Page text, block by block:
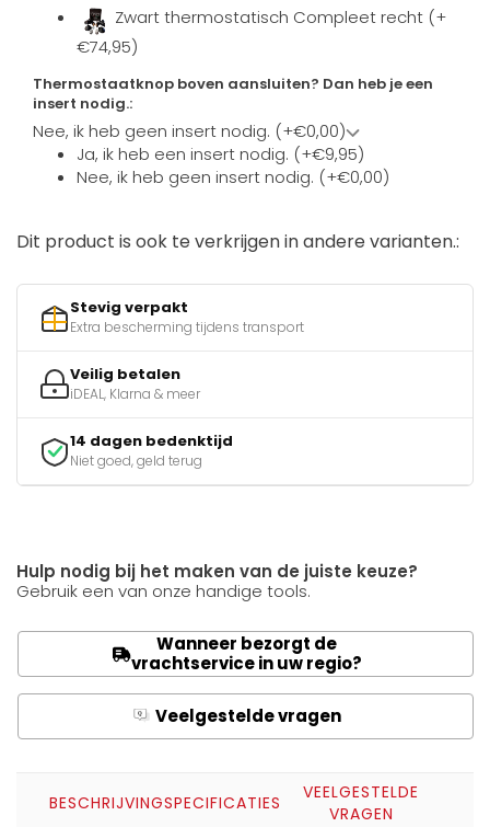
Zwart thermostatisch Compleet recht (+
€74,95)
Thermostaatknop boven aansluiten? Dan heb je een
insert nodig.:
Nee, ik heb geen insert nodig. (+€0,00)
Ja, ik heb een insert nodig. (+€9,95)
Nee, ik heb geen insert nodig. (+€0,00)
Dit product is ook te verkrijgen in andere varianten.:
Stevig verpakt
Extra bescherming tijdens transport
Veilig betalen
iDEAL, Klarna & meer
14 dagen bedenktijd
Niet goed, geld terug
Hulp nodig bij het maken van de juiste keuze?
Gebruik een van onze handige tools.
Wanneer bezorgt de
vrachtservice in uw regio?
Q Veelgestelde vragen
BESCHRIJVINGSPECIFICATIES
VEELGESTELDE
VRAGEN